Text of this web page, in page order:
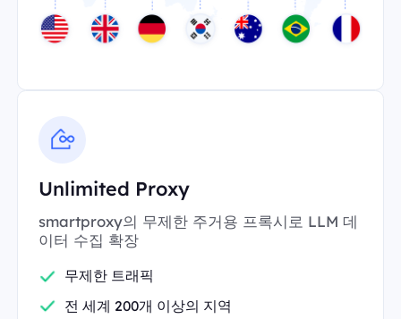
Unlimited Proxy
smartproxy의 무제한 주거용 프록시로 LLM 데
이터 수집 확장
무제한 트래픽
전 세계 200개 이상의 지역